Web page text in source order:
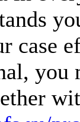
case